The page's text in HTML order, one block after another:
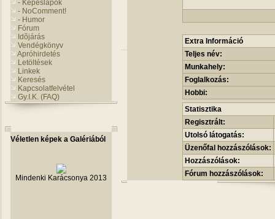
- Képeslapok
- NoComment!
- Humor
Fórum
Idõjárás
Vendégkönyv
Apróhirdetés
Letöltések
Linkek
Keresés
Kapcsolatfelvétel
Gy.I.K. (FAQ)
Véletlen képek a Galériából
Mindenki Karácsonya 2013
Extra Információ
Teljes név:
Munkahely:
Foglalkozás:
Hobbi:
Statisztika
Regisztrált:
Utolsó látogatás:
Üzenőfal hozzászólások:
Hozzászólások:
Fórum hozzászólások: